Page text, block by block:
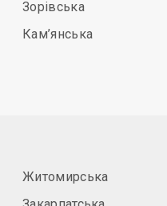
Зорівська
Кам’янська
Житомирська